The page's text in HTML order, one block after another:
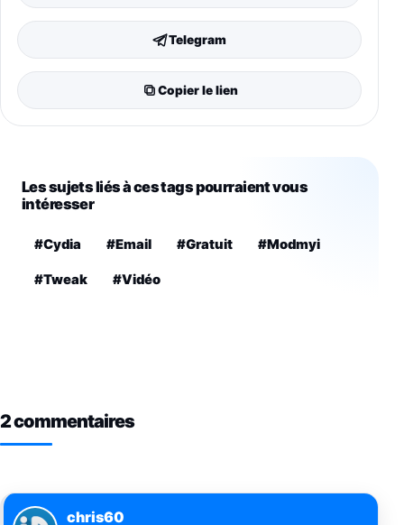
Telegram
Copier le lien
Les sujets liés à ces tags pourraient vous
intéresser
#Cydia #Email #Gratuit #Modmyi
#Tweak #Vidéo
2 commentaires
chris60